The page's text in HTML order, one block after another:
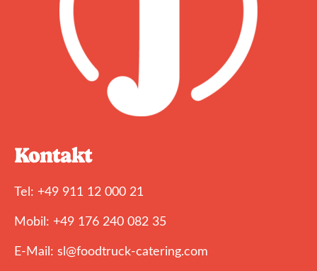
Kontakt
Tel: +49 911 12 000 21
Mobil: +49 176 240 082 35
E-Mail: sl@foodtruck-catering.com